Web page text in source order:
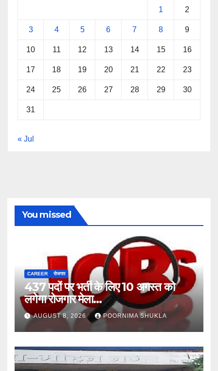
1 2
3 4 5 6 7 8 9
10 11 12 13 14 15 16
17 18 19 20 21 22 23
24 25 26 27 28 29 30
31
« Jul
You missed
CAREER रोजगार
437 पदों पर भर्ती के लिए 10 अगस्त को
लगेगा रोजगार मेला…
AUGUST 8, 2026 POORNIMA SHUKLA